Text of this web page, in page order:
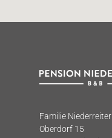
Familie Niederreiter
Oberdorf 15